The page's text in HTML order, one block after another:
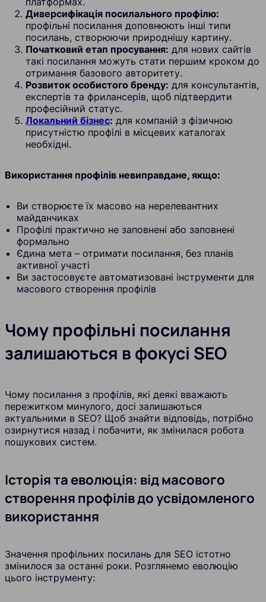
Диверсифікація посилального профілю:
профільні посилання доповнюють інші типи
посилань, створюючи природнішу картину.
Початковий етап просування: для нових сайтів
такі посилання можуть стати першим кроком до
отримання базового авторитету.
Розвиток особистого бренду: для консультантів,
експертів та фрилансерів, щоб підтвердити
професійний статус.
Локальний бізнес: для компаній з фізичною
присутністю профілі в місцевих каталогах
необхідні.
Використання профілів невиправдане, якщо:
Ви створюєте їх масово на нерелевантних
майданчиках
Профілі практично не заповнені або заповнені
формально
Єдина мета – отримати посилання, без планів
активної участі
Ви застосовуєте автоматизовані інструменти для
масового створення профілів
Чому профільні посилання
залишаються в фокусі SEO
Чому посилання з профілів, які деякі вважають
пережитком минулого, досі залишаються
актуальними в SEO? Щоб знайти відповідь, потрібно
озирнутися назад і побачити, як змінилася робота
пошукових систем.
Історія та еволюція: від масового
створення профілів до усвідомленого
використання
Значення профільних посилань для SEO істотно
змінилося за останні роки. Розглянемо еволюцію
цього інструменту: